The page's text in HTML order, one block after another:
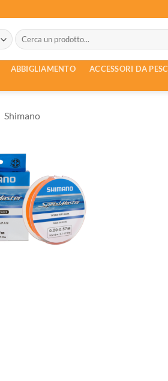
Cerca:
ABBIGLIAMENTO ACCESSORI DA
Shimano